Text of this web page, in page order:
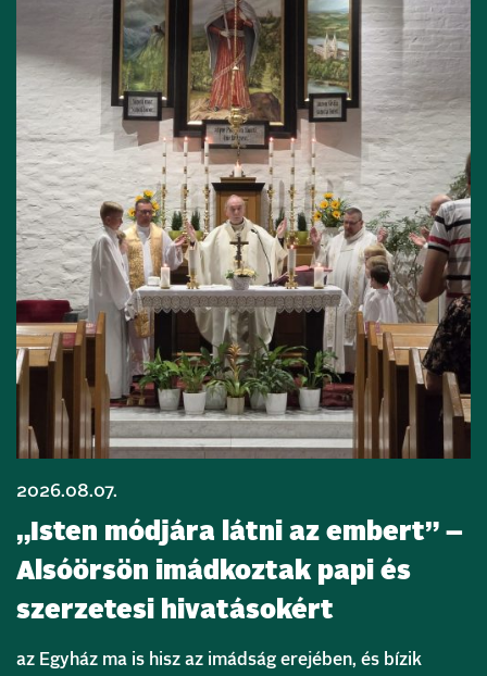
2026.08.07.
„Isten módjára látni az embert” –
Alsóörsön imádkoztak papi és
szerzetesi hivatásokért
az Egyház ma is hisz az imádság erejében, és bízik